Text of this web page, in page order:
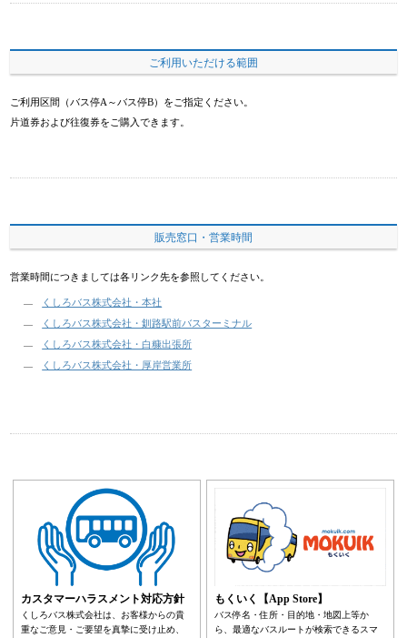
ご利用いただける範囲
ご利用区間（バス停A～バス停B）をご指定ください。
片道券および往復券をご購入できます。
販売窓口・営業時間
営業時間につきましては各リンク先を参照してください。
くしろバス株式会社・本社
くしろバス株式会社・釧路駅前バスターミナル
くしろバス株式会社・白糠出張所
くしろバス株式会社・厚岸営業所
カスタマーハラスメント対応方針
くしろバス株式会社は、お客様からの貴
重なご意見・ご要望を真摯に受け止め、
もくいく【App Store】
バス停名・住所・目的地・地図上等か
ら、最適なバスルートが検索できるスマ